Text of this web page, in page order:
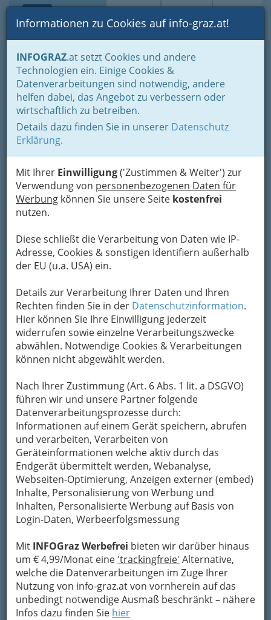
Suche Login Toggle
Informationen zu Cookies auf info-graz.at!
INFOGRAZ.at setzt Cookies und andere
Technologien ein. Einige Cookies &
Datenverarbeitungen sind notwendig, andere
helfen dabei, das Angebot zu verbessern oder
wirtschaftlich zu betreiben.
Details dazu finden Sie in unserer Datenschutz
Erklärung.
Mit Ihrer Einwilligung('Zustimmen & Weiter') zur
Verwendung von personenbezogenen Daten für
Werbung können Sie unsere Seite kostenfrei
nutzen.
Diese schließt die Verarbeitung von Daten wie IP-
Adresse, Cookies & sonstigen Identifiern außerhalb
der EU (u.a. USA) ein.
Details zur Verarbeitung Ihrer Daten und Ihren
Rechten finden Sie in der Datenschutzinformation.
Hier können Sie Ihre Einwilligung jederzeit
widerrufen sowie einzelne Verarbeitungszwecke
abwählen. Notwendige Cookies & Verarbeitungen
können nicht abgewählt werden.
Nach Ihrer Zustimmung (Art. 6 Abs. 1 lit. a DSGVO)
führen wir und unsere Partner folgende
Datenverarbeitungsprozesse durch:
Informationen auf einem Gerät speichern, abrufen
und verarbeiten, Verarbeiten von
Geräteinformationen welche aktiv durch das
Endgerät übermittelt werden, Webanalyse,
Webseiten-Optimierung, Anzeigen externer (embed)
Inhalte, Personalisierung von Werbung und
Inhalten, Personalisierte Werbung auf Basis von
Login-Daten, Werbeerfolgsmessung
Mit INFOGraz Werbefrei bieten wir darüber hinaus
um € 4,99/Monat eine 'trackingfreie' Alternative,
welche die Datenverarbeitungen im Zuge Ihrer
Nutzung von info-graz.at von vornherein auf das
unbedingt notwendige Ausmaß beschränkt – nähere
Infos dazu finden Sie hier
Home Branchen
Bauen - der Weg zum eigenen Haus
Immobilienbüros, Immobilienmakler, Immobilienverwalter und
Immobilientreuhänder
Rund um Immobilien
Bausparvermittler und Bausparvermittlerinnen in Graz und
Umgebung
Bausparvermittler und
Bausparvermittlerinnen in
Graz und Umgebung
Bausparendient häufig derBaufinanzierung
oder derFinanzierung von Immobilien
. Aber
auch auf andere größere Anschaffungen kann
mit Hilfe einesBausparvertrages hin gespart
werden. Eine Laufzeit von mindestens sechs
Jahren, während der das eingelegte
gebundenist, und diestaatliche
Bausparprämie machenattraktive Zinssätze
möglich, weshalb diese Form des Sparens in
Österreich sehr beliebt und weit verbreitet ist.